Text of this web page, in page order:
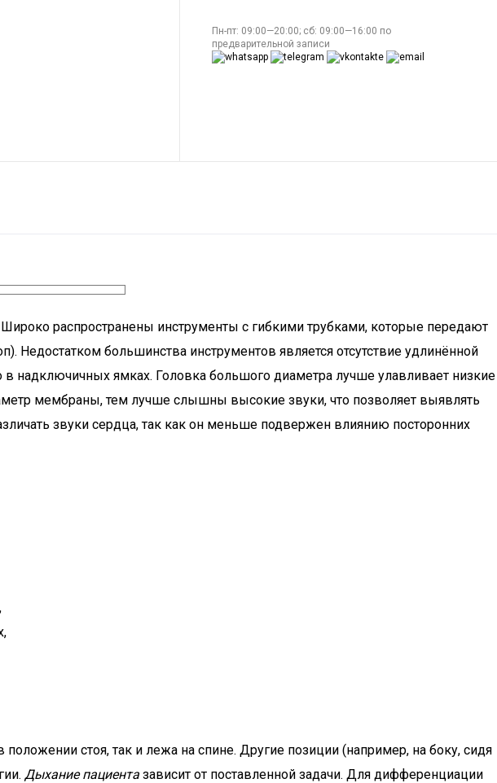
Пн-пт: 09:00—20:00; сб: 09:00—16:00 по
предварительной записи
распространены инструменты с гибкими трубками, которые передают
Недостатком большинства инструментов является отсутствие удлинённой
надключичных ямках. Головка большого диаметра лучше улавливает низкие
мембраны, тем лучше слышны высокие звуки, что позволяет выявлять
звуки сердца, так как он меньше подвержен влиянию посторонних
стоя, так и лежа на спине. Другие позиции (например, на боку, сидя
Дыхание пациента зависит от поставленной задачи. Для дифференциации